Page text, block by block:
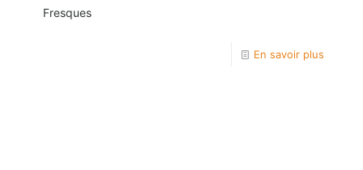
Fresques
En savoir plus